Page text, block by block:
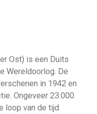
Ost) is een Duits
Wereldoorlog. De
in 1942 en
Ongeveer 23.000
loop van de tijd